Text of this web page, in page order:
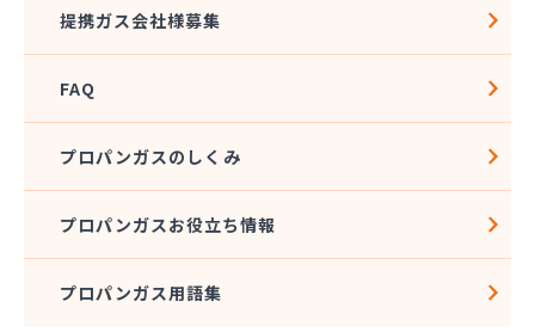
株式会社フィールドアップ
株式会社みとま商会
株式会社ムクノ
株式会社ムロミ
株式会社因幡燃料商会
株式会社永興エナジー
株式会社液化ガス
提携ガス会社様募集
FAQ
プロパンガスのしくみ
プロパンガスお役立ち情報
プロパンガス用語集